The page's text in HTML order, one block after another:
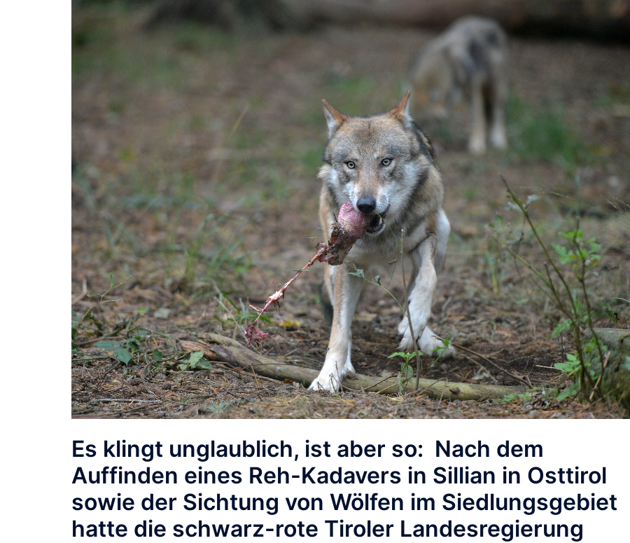
Es klingt unglaublich, ist aber so: Nach dem
Auffinden eines Reh-Kadavers in Sillian in Osttirol
sowie der Sichtung von Wölfen im Siedlungsgebiet
hatte die schwarz-rote Tiroler Landesregierung